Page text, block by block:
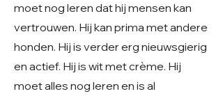
moet nog leren dat hij mensen kan
vertrouwen. Hij kan prima met andere
honden. Hij is verder erg nieuwsgierig
en actief. Hij is wit met crème. Hij
moet alles nog leren en is al